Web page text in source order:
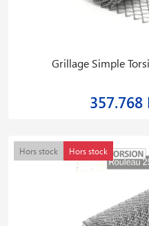
Grillage Simple
357.768
Hors stock Hors stock